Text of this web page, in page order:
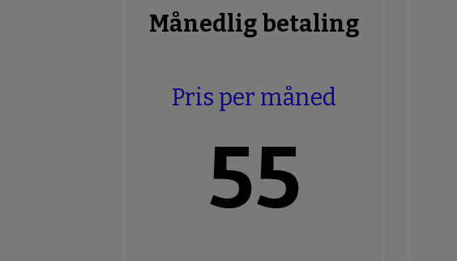
Månedlig betaling
Pris per måned
55